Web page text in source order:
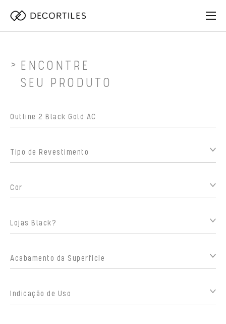
ENCONTRE
SEU PRODUTO
Tipo de Revestimento
Cor
Lojas Black?
Acabamento da Superfície
Indicação de Uso